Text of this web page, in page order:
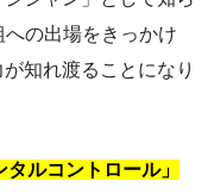
の出場をきっかけ
知れ渡ることになり
ルコントロール」